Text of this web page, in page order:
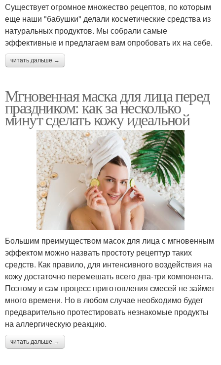
Существует огромное множество рецептов, по которым
еще наши "бабушки" делали косметические средства из
натуральных продуктов. Мы собрали самые
эффективные и предлагаем вам опробовать их на себе.
читать дальше →
Мгновенная маска для лица перед
праздником: как за несколько
минут сделать кожу идеальной
Большим преимуществом масок для лица с мгновенным
эффектом можно назвать простоту рецептур таких
средств. Как правило, для интенсивного воздействия на
кожу достаточно перемешать всего два-три компонента.
Поэтому и сам процесс приготовления смесей не займет
много времени. Но в любом случае необходимо будет
предварительно протестировать незнакомые продукты
на аллергическую реакцию.
читать дальше →